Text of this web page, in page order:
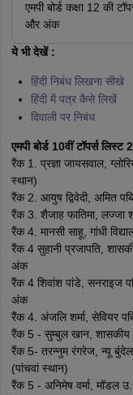
एमपी बोर्ड कक्षा 12 की
और अंक
ये भी देखें :
हिंदी निबंध लिखना सीखे
हिंदी में पत्र कैसे लिखें
दिवाली पर निबंध
एमपी बोर्ड 10वीं टॉपर्स लिस्ट
रैंक 1. प्रज्ञा जायसवाल,
स्थान)
रैंक 2. आयुष द्विवेदी, अमित
रैंक 3. शैजाह फातिमा,
रैंक 4. मानसी साहू, गांधी
रैंक 4 सुहानी प्रजापति,
अंक
रैंक 4 शिवांश पांडे, सनराइज
अंक
रैंक 4. अंजलि शर्मा, सेवियर
रैंक 5 - सुम्बुल खान, शासकीय
रैंक 5- तरन्नुम रंगरेज, न्यू
(पांचवां स्थान)
रैंक 5 - अनिमेष वर्मा, मॉडल